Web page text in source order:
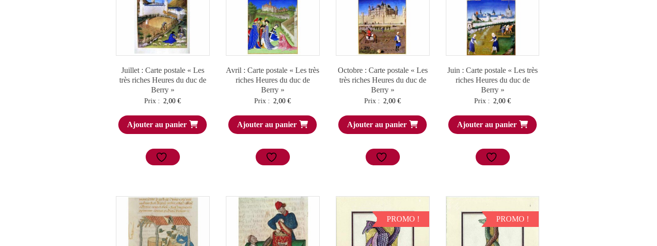
Juillet : Carte postale « Les
très riches Heures du duc de
Berry »
Prix : 2,00€
Ajouter au panier
Avril : Carte postale « Les très
riches Heures du duc de
Berry »
Prix : 2,00€
Ajouter au panier
Octobre : Carte postale « Les
très riches Heures du duc de
Berry »
Prix : 2,00€
Ajouter au panier
Juin : Carte postale « Les très
riches Heures du duc de
Berry »
Prix : 2,00€
Ajouter au panier
PROMO ! PROMO !